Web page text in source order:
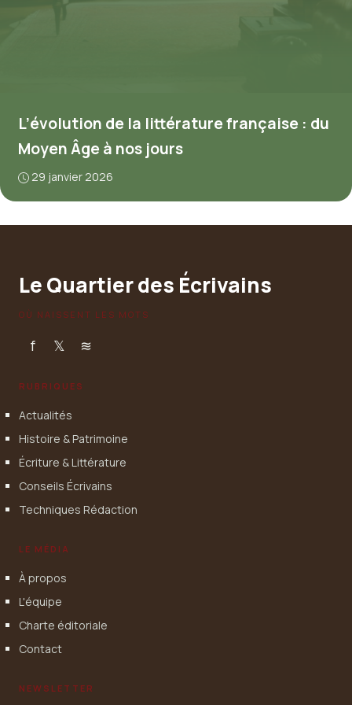
L’évolution de la littérature française : du
Moyen Âge à nos jours
29 janvier 2026
Le Quartier des Écrivains
OÙ NAISSENT LES MOTS
f 𝕏 ≋
RUBRIQUES
Actualités
Histoire & Patrimoine
Écriture & Littérature
Conseils Écrivains
Techniques Rédaction
LE MÉDIA
À propos
L'équipe
Charte éditoriale
Contact
NEWSLETTER